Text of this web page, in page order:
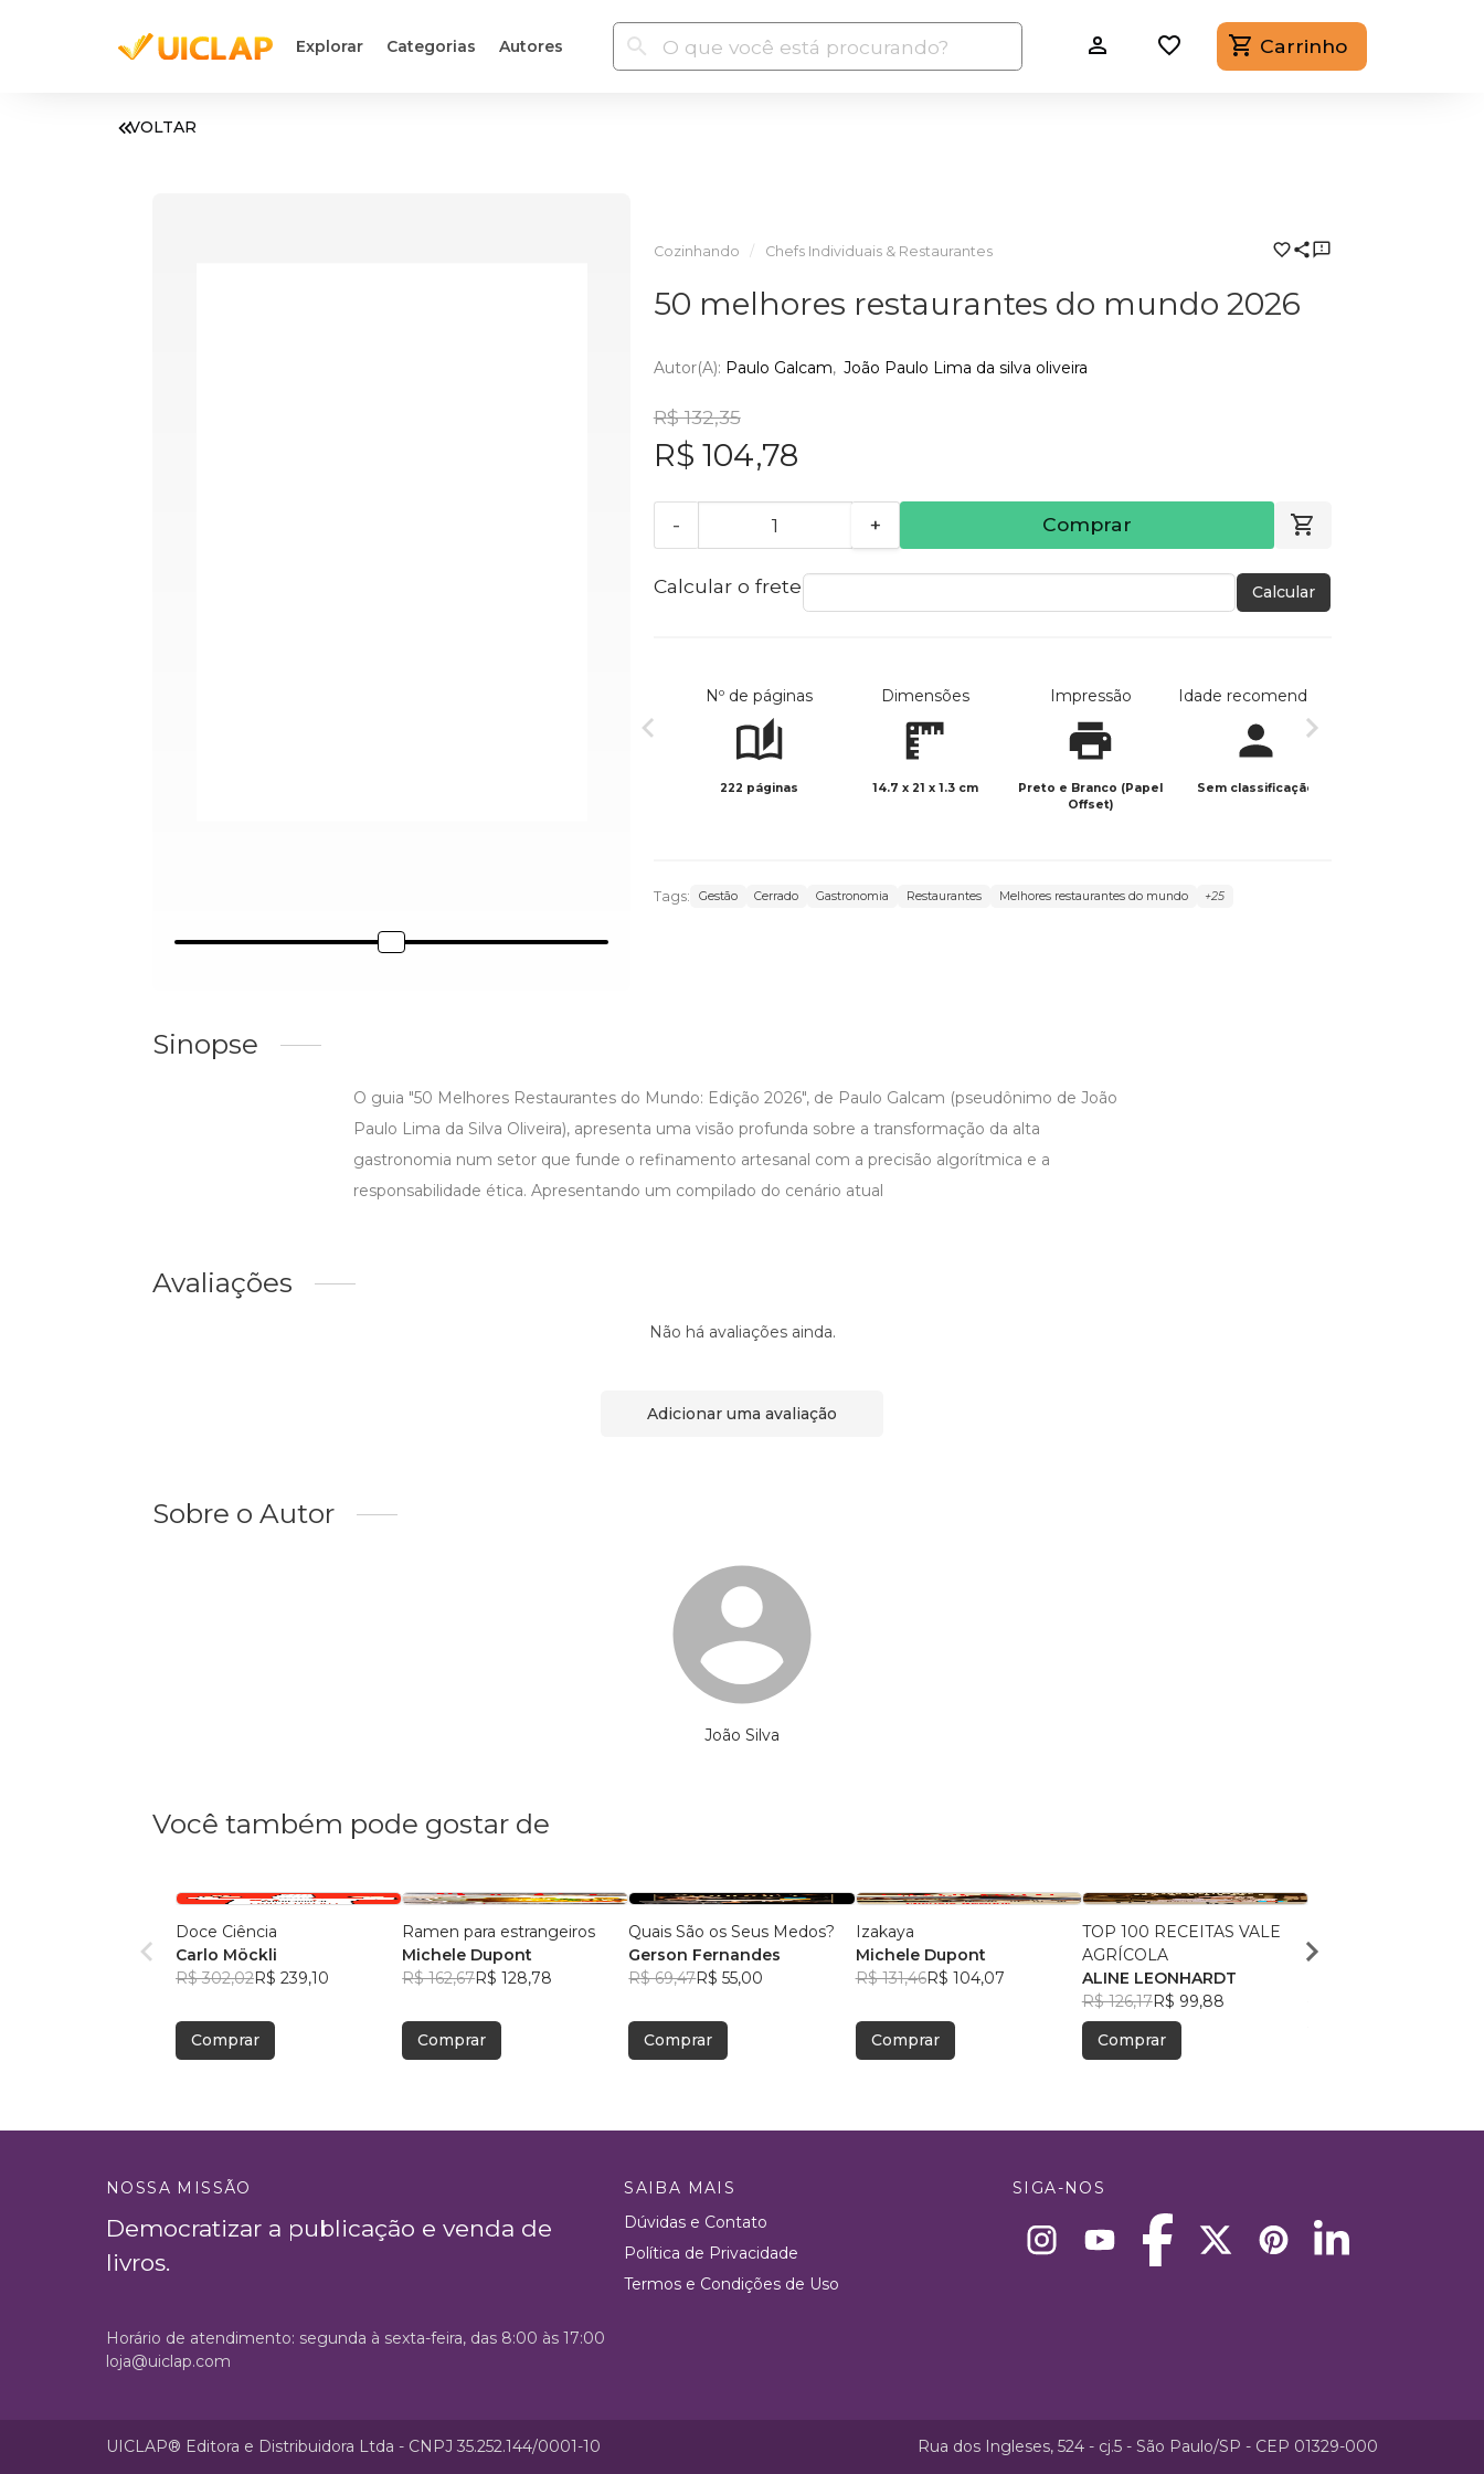
Explorar Categorias Autores Carrinho
VOLTAR
Cozinhando Chefs Individuais & Restaurantes
50 melhores restaurantes do mundo 2026
Autor(a): Paulo Galcam João Paulo Lima da silva oliveira
R$ 132,35
R$ 104,78
- + Comprar
Calcular o frete Calcular
Nº de páginas
222 páginas
Dimensões
14.7 x 21 x 1.3 cm
Impressão
Preto e Branco (Papel
Offset)
Idade recomendada
Sem classificação
Tags: Gestão Cerrado Gastronomia Restaurantes Melhores restaurantes do mundo +25
Sinopse
O guia "50 Melhores Restaurantes do Mundo: Edição 2026", de Paulo Galcam (pseudônimo de João
Paulo Lima da Silva Oliveira), apresenta uma visão profunda sobre a transformação da alta
gastronomia num setor que funde o refinamento artesanal com a precisão algorítmica e a
responsabilidade ética. Apresentando um compilado do cenário atual
Avaliações
Não há avaliações ainda.
Adicionar uma avaliação
Sobre o Autor
João Silva
Você também pode gostar de
Doce Ciência
Carlo Möckli
R$ 302,02R$ 239,10
Comprar
Ramen para estrangeiros
Michele Dupont
R$ 162,67R$ 128,78
Comprar
Quais São os Seus Medos?
Gerson Fernandes
R$ 69,47R$ 55,00
Comprar
Izakaya
Michele Dupont
R$ 131,46R$ 104,07
Comprar
TOP 100 RECEITAS VALE
AGRÍCOLA
ALINE LEONHARDT
R$ 126,17R$ 99,88
Comprar
de Ivany Tomazin
NOSSA MISSÃO
Democratizar a publicação e venda de
livros.
SAIBA MAIS
Dúvidas e Contato
Política de Privacidade
Termos e Condições de Uso
SIGA-NOS
Horário de atendimento: segunda à sexta-feira, das 8:00 às 17:00
loja@uiclap.com
UICLAP® Editora e Distribuidora Ltda - CNPJ 35.252.144/0001-10 Rua dos Ingleses, 524 - cj.5 - São Paulo/SP - CEP 01329-000